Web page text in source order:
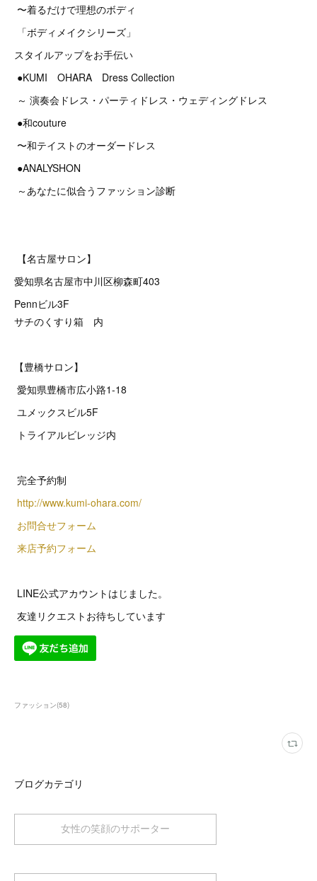
〜着るだけで理想のボディ
「ボディメイクシリーズ」
スタイルアップをお手伝い
●KUMI OHARA Dress Collection
～ 演奏会ドレス・パーティドレス・ウェディングドレス
●和couture
〜和テイストのオーダードレス
●ANALYSHON
～あなたに似合うファッション診断
【名古屋サロン】
愛知県名古屋市中川区柳森町403
Pennビル3F
サチのくすり箱 内
【豊橋サロン】
愛知県豊橋市広小路1-18
ユメックスビル5F
トライアルビレッジ内
完全予約制
http://www.kumi-ohara.com/
お問合せフォーム
来店予約フォーム
LINE公式アカウントはじました。
友達リクエストお待ちしています
ファッション(58)
ブログカテゴリ
女性の笑顔のサポーター